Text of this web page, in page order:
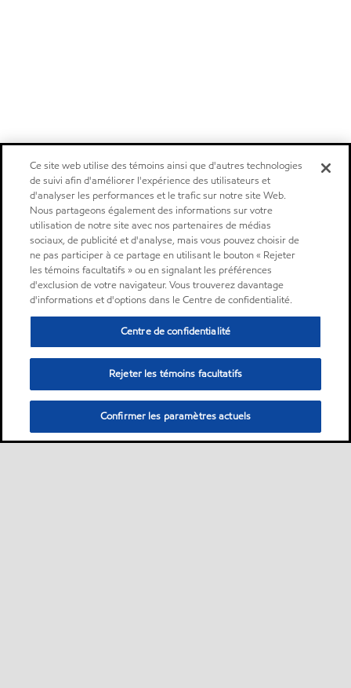
Ce site web utilise des témoins ainsi que d'autres technologies
de suivi afin d'améliorer l'expérience des utilisateurs et
d'analyser les performances et le trafic sur notre site Web.
Nous partageons également des informations sur votre
utilisation de notre site avec nos partenaires de médias
sociaux, de publicité et d'analyse, mais vous pouvez choisir de
ne pas participer à ce partage en utilisant le bouton « Rejeter
les témoins facultatifs » ou en signalant les préférences
d'exclusion de votre navigateur. Vous trouverez davantage
d'informations et d'options dans le Centre de confidentialité.
Centre de confidentialité
Rejeter les témoins facultatifs
Confirmer les paramètres actuels